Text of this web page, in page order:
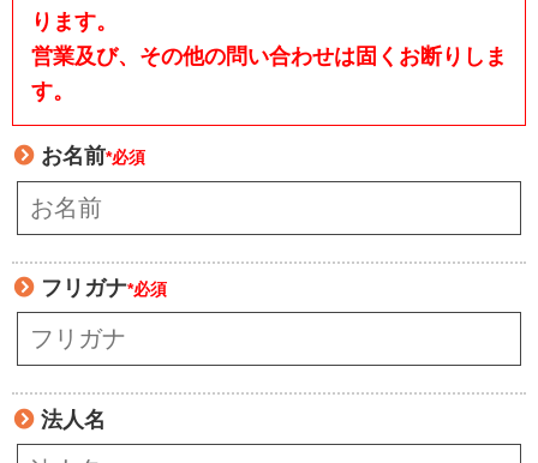
ります。
営業及び、その他の問い合わせは固くお断りしま
す。
お名前*必須
フリガナ*必須
法人名